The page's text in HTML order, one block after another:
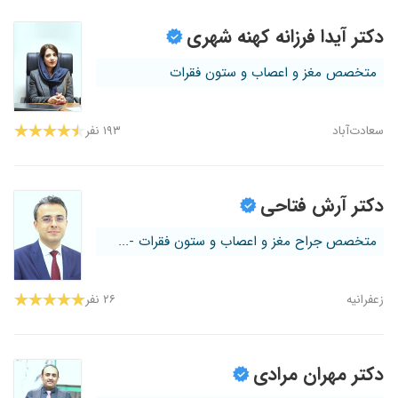
دکتر آیدا فرزانه کهنه شهری
متخصص مغز و اعصاب و ستون فقرات
سعادت‌آباد ۱۹۳ نفر
دکتر آرش فتاحی
متخصص جراح مغز و اعصاب و ستون فقرات -...
زعفرانیه ۲۶ نفر
دکتر مهران مرادی